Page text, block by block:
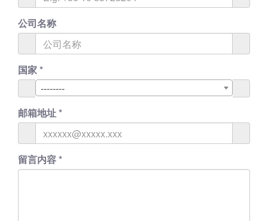
公司名称
国家*
--------
邮箱地址*
留言内容*